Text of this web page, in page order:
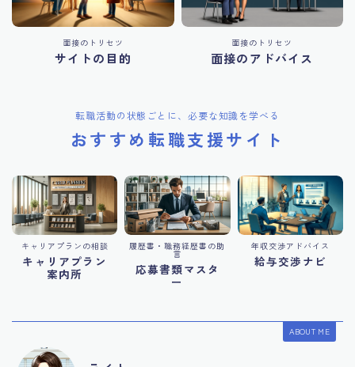
面接のトリセツ
サイトの目的
面接のトリセツ
面接のアドバイス
転職活動の状態ごとに、必要な知識を学べる
おすすめ転職支援サイト
キャリアプランの相談
キャリアプラン
案内所
履歴書・職務経歴書の助
言
応募書類マスタ
ー
年収交渉アドバイス
給与交渉ナビ
ABOUT ME